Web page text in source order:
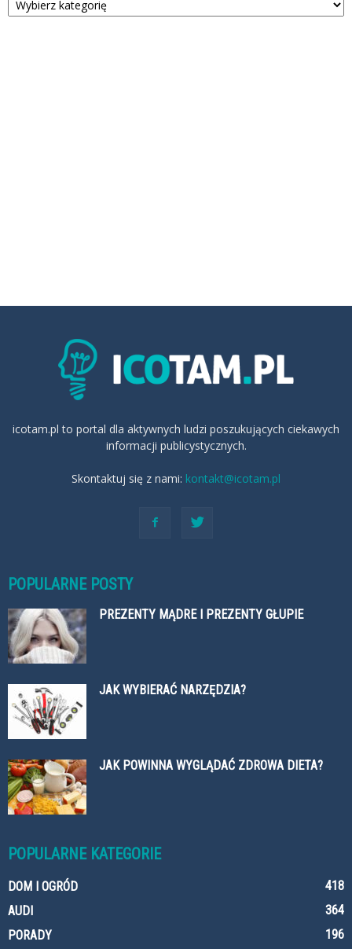
icotam.pl to portal dla aktywnych ludzi poszukujących ciekawych
informacji publicystycznych.
Skontaktuj się z nami: kontakt@icotam.pl
POPULARNE POSTY
PREZENTY MĄDRE I PREZENTY GŁUPIE
JAK WYBIERAĆ NARZĘDZIA?
JAK POWINNA WYGLĄDAĆ ZDROWA DIETA?
POPULARNE KATEGORIE
DOM I OGRÓD
418
AUDI
364
PORADY
196